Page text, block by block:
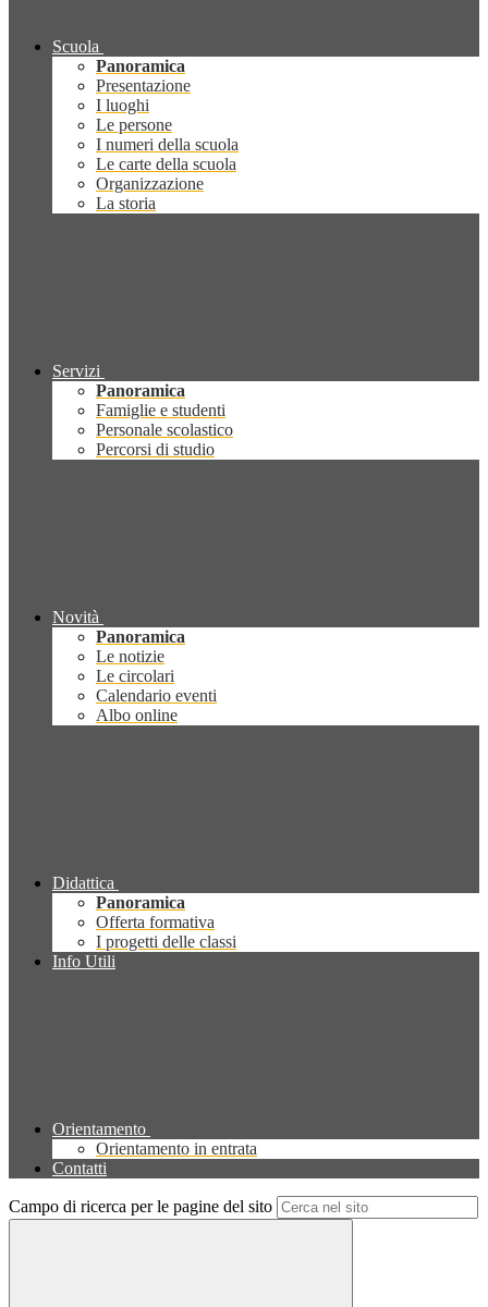
Scuola
Panoramica
Presentazione
I luoghi
Le persone
I numeri della scuola
Le carte della scuola
Organizzazione
La storia
Servizi
Panoramica
Famiglie e studenti
Personale scolastico
Percorsi di studio
Novità
Panoramica
Le notizie
Le circolari
Calendario eventi
Albo online
Didattica
Panoramica
Offerta formativa
I progetti delle classi
Info Utili
Orientamento
Orientamento in entrata
Contatti
Campo di ricerca per le pagine del sito